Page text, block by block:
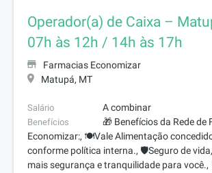
Operador(a) de Caixa –
07h às 12h / 14h às 17h
Farmacias Economizar
Matupá, MT
Salário A combinar
Benefícios
🎁 Benefícios da Rede de
Economizar:, 🍽️Vale Alimentação
conforme política interna., 🛡️Seguro de
mais segurança e tranquilidade para você.,